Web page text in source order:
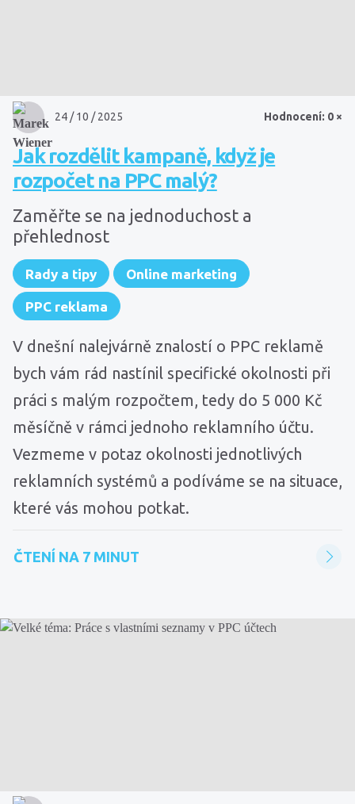
Hodnocení: 0 ×
24 / 10 / 2025
Jak rozdělit kampaně, když je
rozpočet na PPC malý?
Zaměřte se na jednoduchost a
přehlednost
Rady a tipy Online marketing
PPC reklama
V dnešní nalejvárně znalostí o PPC reklamě
bych vám rád nastínil specifické okolnosti při
práci s malým rozpočtem, tedy do 5 000 Kč
měsíčně v rámci jednoho reklamního účtu.
Vezmeme v potaz okolnosti jednotlivých
reklamních systémů a podíváme se na situace,
které vás mohou potkat.
ČTENÍ NA 7 MINUT